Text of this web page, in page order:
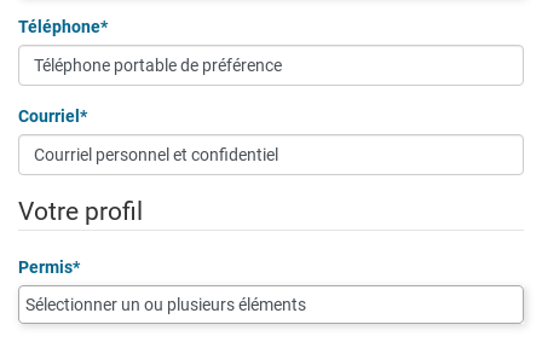
via
code
postal
Téléphone*
Courriel*
Votre profil
Permis*